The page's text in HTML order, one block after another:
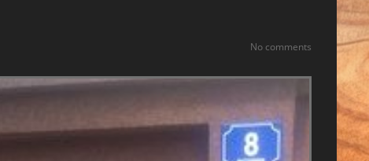
No comments